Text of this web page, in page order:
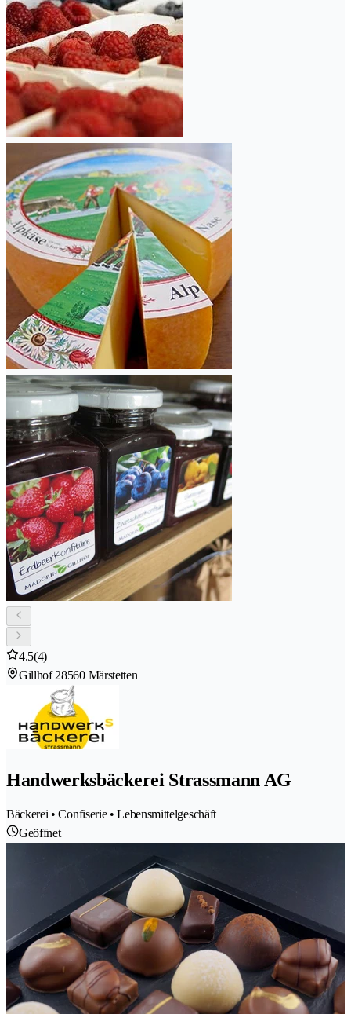
4.5(4)
Gillhof 28560 Märstetten
Handwerksbäckerei Strassmann AG
Bäckerei • Confiserie • Lebensmittelgeschäft
Geöffnet